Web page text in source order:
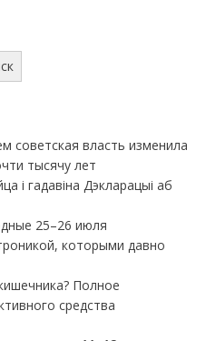
советская власть изменила
тысячу лет
і гадавіна Дэкларацыі аб
25–26 июля
которыми давно
Полное
средства